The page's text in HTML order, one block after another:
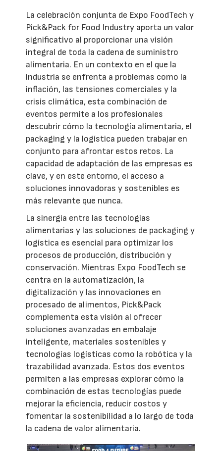
La celebración conjunta de Expo FoodTech y
Pick&Pack for Food Industry aporta un valor
significativo al proporcionar una visión
integral de toda la cadena de suministro
alimentaria. En un contexto en el que la
industria se enfrenta a problemas como la
inflación, las tensiones comerciales y la
crisis climática, esta combinación de
eventos permite a los profesionales
descubrir cómo la tecnología alimentaria, el
packaging y la logística pueden trabajar en
conjunto para afrontar estos retos. La
capacidad de adaptación de las empresas es
clave, y en este entorno, el acceso a
soluciones innovadoras y sostenibles es
más relevante que nunca.
La sinergia entre las tecnologías
alimentarias y las soluciones de packaging y
logística es esencial para optimizar los
procesos de producción, distribución y
conservación. Mientras Expo FoodTech se
centra en la automatización, la
digitalización y las innovaciones en
procesado de alimentos, Pick&Pack
complementa esta visión al ofrecer
soluciones avanzadas en embalaje
inteligente, materiales sostenibles y
tecnologías logísticas como la robótica y la
trazabilidad avanzada. Estos dos eventos
permiten a las empresas explorar cómo la
combinación de estas tecnologías puede
mejorar la eficiencia, reducir costos y
fomentar la sostenibilidad a lo largo de toda
la cadena de valor alimentaria.